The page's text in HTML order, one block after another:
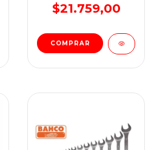
BAHCO
$21.759,00